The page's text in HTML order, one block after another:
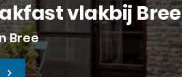
vlakbij Bree
Bree